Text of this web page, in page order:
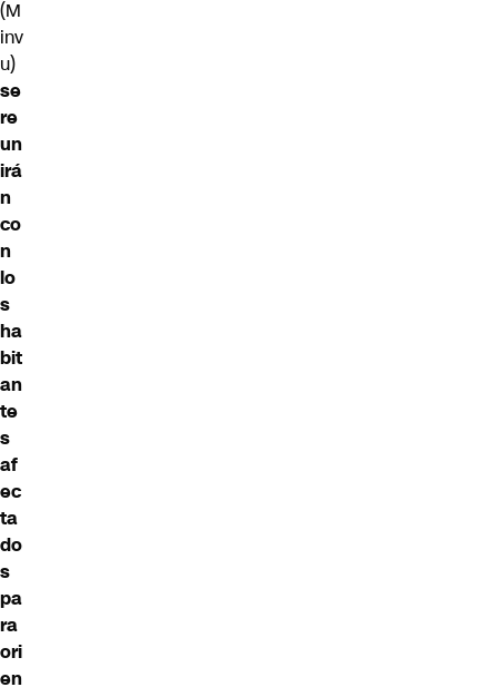
(M
inv
u)
se
re
un
irá
n
co
n
lo
s
ha
bit
an
te
s
af
ec
ta
do
s
pa
ra
ori
en